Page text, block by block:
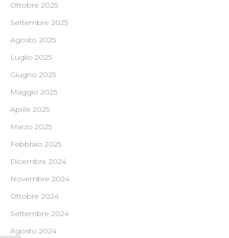
Ottobre 2025
Settembre 2025
Agosto 2025
Luglio 2025
Giugno 2025
Maggio 2025
Aprile 2025
Marzo 2025
Febbraio 2025
Dicembre 2024
Novembre 2024
Ottobre 2024
Settembre 2024
Agosto 2024